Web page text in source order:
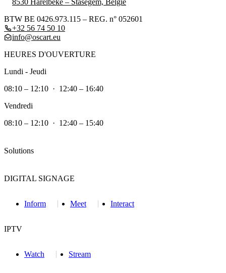
BTW BE 0426.973.115 – REG. n° 052601
+32 56 74 50 10
info@oscart.eu
HEURES D'OUVERTURE
Lundi - Jeudi
08:10 – 12:10 · 12:40 – 16:40
Vendredi
08:10 – 12:10 · 12:40 – 15:40
Solutions
DIGITAL SIGNAGE
Inform Meet Interact
IPTV
Watch Stream